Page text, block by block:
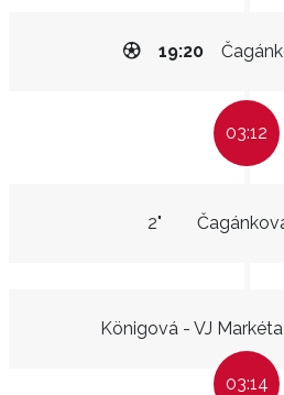
19:20
03:12
2"
Königová - VJ Markéta
03:14